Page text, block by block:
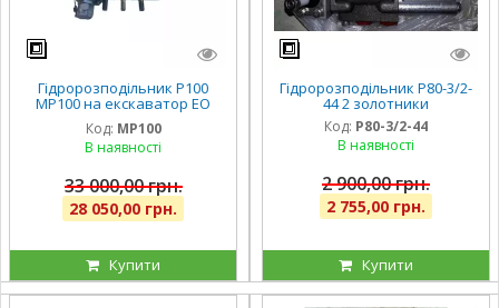
Гідророзподільник Р100
МР100 на екскаватор ЕО
2621 Борекс ЮМЗ
Код: МР100
В наявності
33 000,00 грн.
28 050,00 грн.
Купити
Гідророзподільник Р80-3/2-
44 2 золотники
Код: Р80-3/2-44
В наявності
2 900,00 грн.
2 755,00 грн.
Купити